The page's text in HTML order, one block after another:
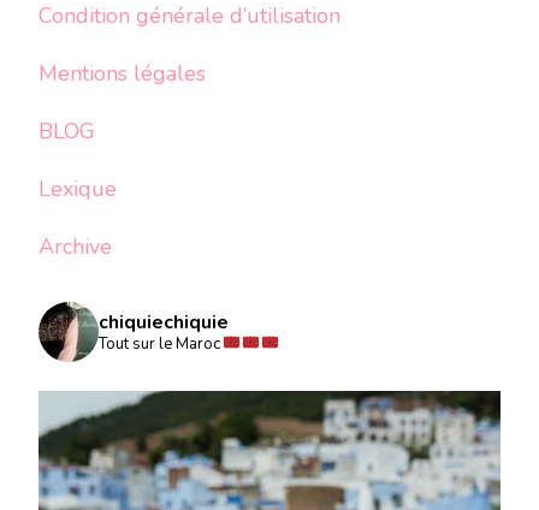
Condition générale d’utilisation
Mentions légales
BLOG
Lexique
Archive
chiquiechiquie
Tout sur le Maroc